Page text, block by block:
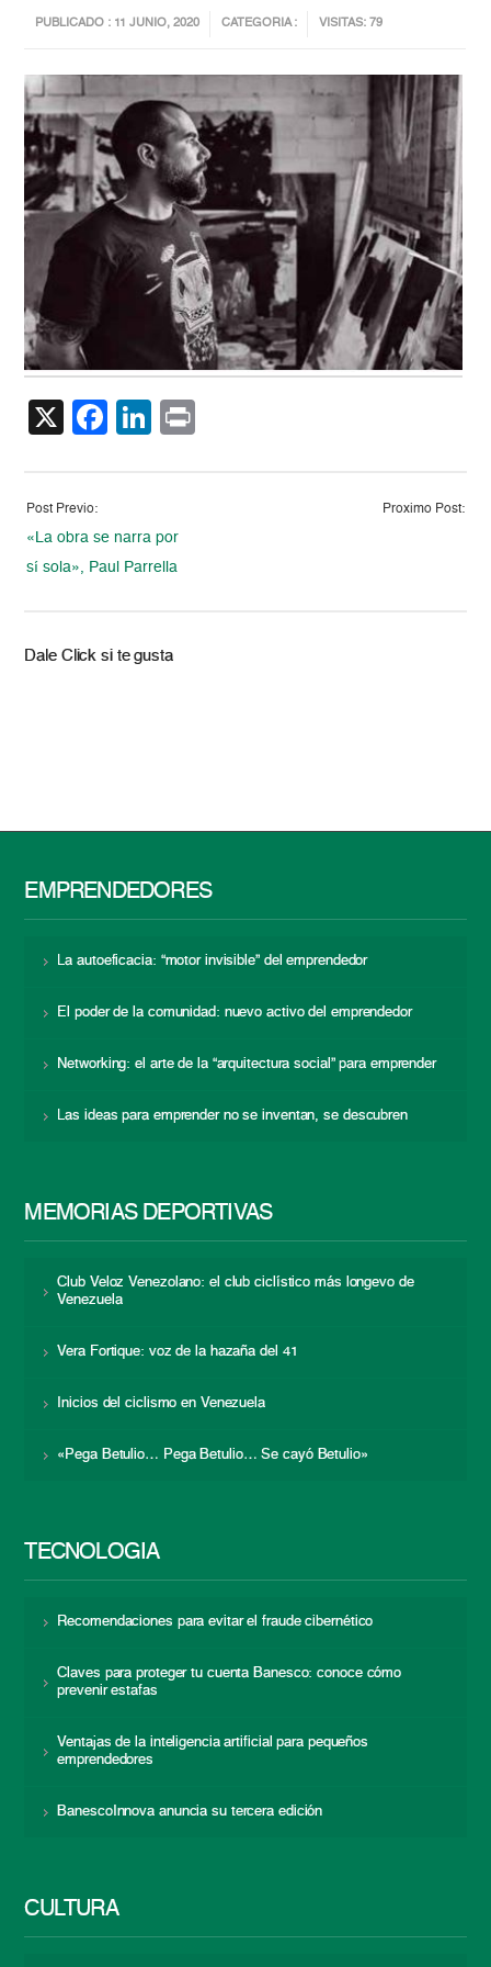
PUBLICADO : 11 JUNIO, 2020 CATEGORIA : VISITAS: 79
X Facebook
LinkedIn
Post Previo:
«La obra se narra por
sí sola», Paul Parrella
Proximo Post:
Dale Click si te gusta
EMPRENDEDORES
La autoeficacia: “motor invisible” del emprendedor
El poder de la comunidad: nuevo activo del emprendedor
Networking: el arte de la “arquitectura social” para emprender
Las ideas para emprender no se inventan, se descubren
MEMORIAS DEPORTIVAS
Club Veloz Venezolano: el club ciclístico más longevo de
Venezuela
Vera Fortique: voz de la hazaña del 41
Inicios del ciclismo en Venezuela
«Pega Betulio… Pega Betulio… Se cayó Betulio»
TECNOLOGÍA
Recomendaciones para evitar el fraude cibernético
Claves para proteger tu cuenta Banesco: conoce cómo
prevenir estafas
Ventajas de la inteligencia artificial para pequeños
emprendedores
BanescoInnova anuncia su tercera edición
CULTURA